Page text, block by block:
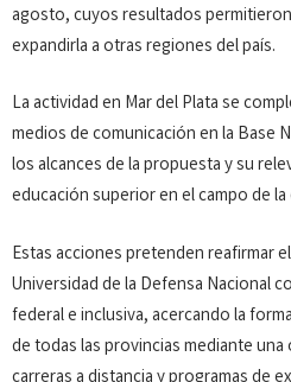
agosto, cuyos resultados
expandirla a otras regiones del país.
La actividad en Mar del Plata se
medios de comunicación en la Base
los alcances de la propuesta y su
educación superior en el campo de
Estas acciones pretenden reafirmar
Universidad de la Defensa Nacional
federal e inclusiva, acercando la
de todas las provincias mediante